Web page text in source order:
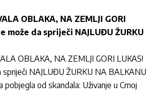
OBLAKA, NA ZEMLJI GORI
može da spriječi NAJLUĐU ŽURKU
OBLAKA, NA ZEMLJI GORI LUKAS!
spriječi NAJLUĐU ŽURKU NA BALKANU
pobjegla od skandala: Uživanje u Crnoj